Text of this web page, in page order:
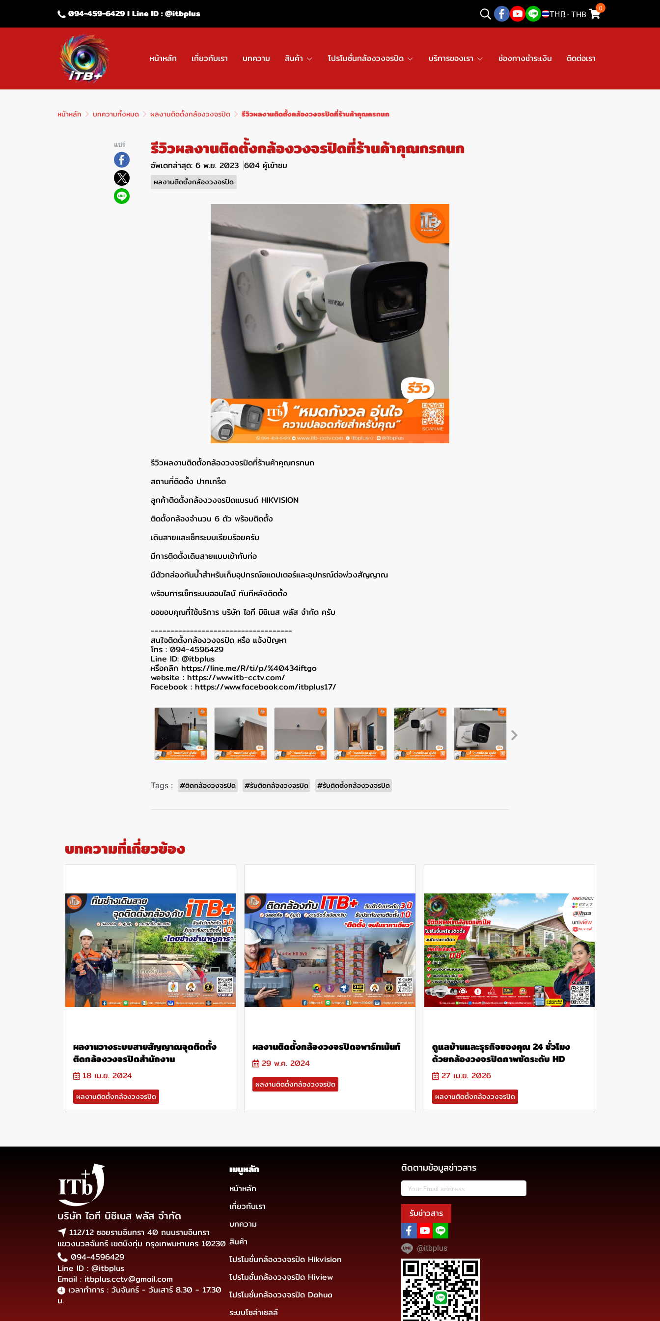
094-459-6429l Line lD :@itbplus TH ฿ - THB
0
หน้าหลัก เกี่ยวกับเรา บทความ สินค้า โปรโมชั่นกล้องวงจรปิด บริการของเรา ช่องทางชำระเงิน ติดต่อเรา
หน้าหลัก บทความทั้งหมด ผลงานติดตั้งกล้องวงจรปิด รีวิวผลงานติดตั้งกล้องวงจรปิดที่ร้านค้าคุณกรกนก
แชร์ รีวิวผลงานติดตั้งกล้องวงจรปิดที่ร้านค้าคุณกรกนก
อัพเดทล่าสุด: 6 พ.ย. 2023 604 ผู้เข้าชม
ผลงานติดตั้งกล้องวงจรปิด
รีวิวผลงานติดตั้งกล้องวงจรปิดที่ร้านค้าคุณกรกนก
สถานที่ติดตั้ง ปากเกร็ด
ลูกค้าติดตั้งกล้องวงจรปิดแบรนด์ HIKVISION
ติดตั้งกล้องจำนวน 6 ตัว พร้อมติดตั้ง
เดินสายและเซ็ทระบบเรียบร้อยครับ
มีการติดตั้งเดินสายแบบเข้ากับท่อ
มีตัวกล่องกันน้ำสำหรับเก็บอุปกรณ์อแดปเตอร์และอุปกรณ์ต่อพ่วงสัญญาณ
พร้อมการเซ็ทระบบออนไลน์ ทันทีหลังติดตั้ง
ขอขอบคุณที่ใช้บริการ บริษัท ไอที บิซิเนส พลัส จำกัด ครับ
------------------------------------
สนใจติดตั้งกล้องวงจรปิด หรือ แจ้งปัญหา
โทร : 094-4596429
Line ID: @itbplus
หรือคลิก https://line.me/R/ti/p/%40434iftgo
website : https://www.itb-cctv.com/
Facebook : https://www.facebook.com/itbplus17/
Tags : #ติดกล้องวงจรปิด #รับติดกล้องวงจรปิด #รับติดตั้งกล้องวงจรปิด
บทความที่เกี่ยวข้อง
ผลงานวางระบบสายสัญญาณจุดติดตั้ง
ติดกล้องวงจรปิดสำนักงาน
18 เม.ย. 2024
ผลงานติดตั้งกล้องวงจรปิด
ผลงานติดตั้งกล้องวงจรปิดอพาร์ทเม้นท์
29 พ.ค. 2024
ผลงานติดตั้งกล้องวงจรปิด
ดูแลบ้านและธุรกิจของคุณ 24 ชั่วโมง
ด้วยกล้องวงจรปิดภาพชัดระดับ HD
27 เม.ย. 2026
ผลงานติดตั้งกล้องวงจรปิด
บริษัท ไอที บิซิเนส พลัส จำกัด
112/12 ซอยรามอินทรา 40 ถนนรามอินทรา
แขวงนวลจันทร์ เขตบึงกุ่ม กรุงเทพมหานคร 10230
094-4596429
Line ID : @itbplus
Email : itbplus.cctv@gmail.com
เวลาทำการ : วันจันทร์ - วันเสาร์ 8.30 - 17.30
น.
เมนูหลัก
หน้าหลัก
เกี่ยวกับเรา
บทความ
สินค้า
โปรโมชั่นกล้องวงจรปิด Hikvision
โปรโมชั่นกล้องวงจรปิด Hiview
โปรโมชั่นกล้องวงจรปิด Dahua
ระบบโซล่าเซลล์
ติดตามข้อมูลข่าวสาร
รับข่าวสาร
@itbplus